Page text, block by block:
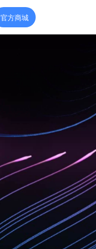
官方商城